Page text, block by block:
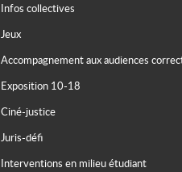
Infos collectives
Jeux
Accompagnement aux audiences
Exposition 10-18
Ciné-justice
Juris-défi
Interventions en milieu étudiant